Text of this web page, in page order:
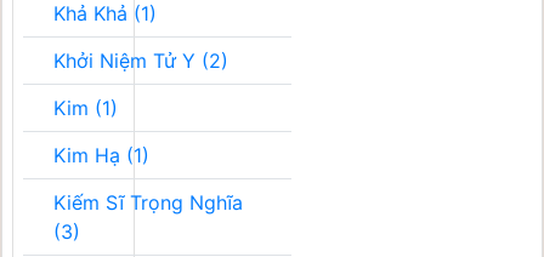
Khả Khả (1)
Khởi Niệm Tử Y (2)
Kim (1)
Kim Hạ (1)
Kiếm Sĩ Trọng Nghĩa
(3)